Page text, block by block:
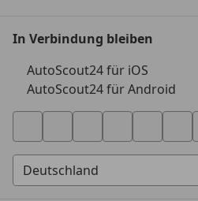
In Verbindung bleiben
AutoScout24 für iOS
AutoScout24 für Android